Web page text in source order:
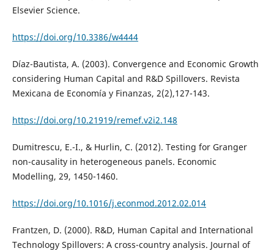
Elsevier Science.
https://doi.org/10.3386/w4444
Díaz-Bautista, A. (2003). Convergence and Economic Growth
considering Human Capital and R&D Spillovers. Revista
Mexicana de Economía y Finanzas, 2(2),127-143.
https://doi.org/10.21919/remef.v2i2.148
Dumitrescu, E.-I., & Hurlin, C. (2012). Testing for Granger
non-causality in heterogeneous panels. Economic
Modelling, 29, 1450-1460.
https://doi.org/10.1016/j.econmod.2012.02.014
Frantzen, D. (2000). R&D, Human Capital and International
Technology Spillovers: A cross-country analysis. Journal of